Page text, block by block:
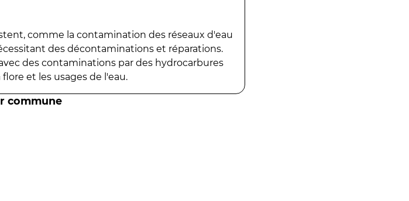
comme la contamination des réseaux d'eau
des décontaminations et réparations.
des contaminations par des hydrocarbures
et les usages de l'eau.
commune